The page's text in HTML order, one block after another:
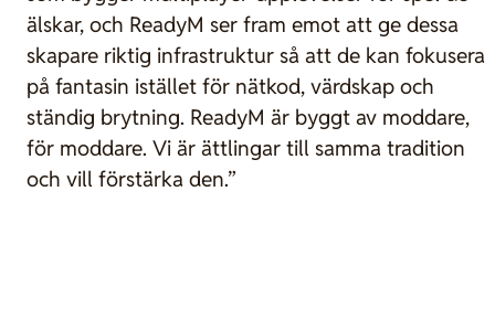
älskar, och ReadyM ser fram emot att ge dessa
skapare riktig infrastruktur så att de kan fokusera
på fantasin istället för nätkod, värdskap och
ständig brytning. ReadyM är byggt av moddare,
för moddare. Vi är ättlingar till samma tradition
och vill förstärka den.”